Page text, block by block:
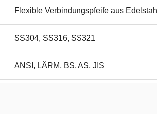
Flexible Verbindungspfeife aus Edelstahl
SS304, SS316, SS321
ANSI, LÄRM, BS, AS, JIS